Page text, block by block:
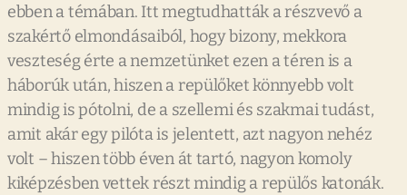
ebben a témában. Itt megtudhatták a részvevő a
szakértő elmondásaiból, hogy bizony, mekkora
veszteség érte a nemzetünket ezen a téren is a
háborúk után, hiszen a repülőket könnyebb volt
mindig is pótolni, de a szellemi és szakmai tudást,
amit akár egy pilóta is jelentett, azt nagyon nehéz
volt – hiszen több éven át tartó, nagyon komoly
kiképzésben vettek részt mindig a repülős katonák.